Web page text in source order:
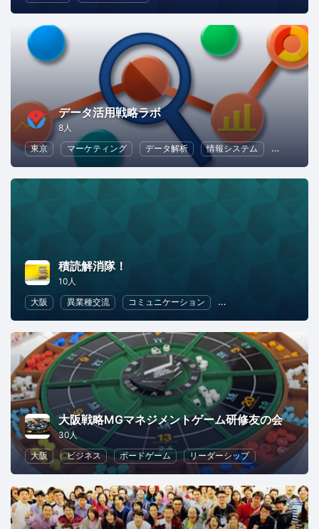
データ活用戦略ラボ
8人
東京
マーケティング データ解析 情報システム ビジネス
積読解消隊！
10人
大阪
異業種交流 コミュニケーション リーダーシップ
大阪戦略MGマネジメントゲーム研修友の会
30人
大阪
ビジネス ボードゲーム リーダーシップ